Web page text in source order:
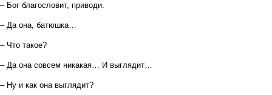
– Бог благословит, приводи.
– Да она, батюшка…
– Что такое?
– Да она совсем никакая… И выглядит…
– Ну и как она выглядит?